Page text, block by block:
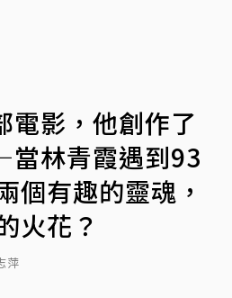
電影，他創作了
林青霞遇到93
個有趣的靈魂，
火花？
萍